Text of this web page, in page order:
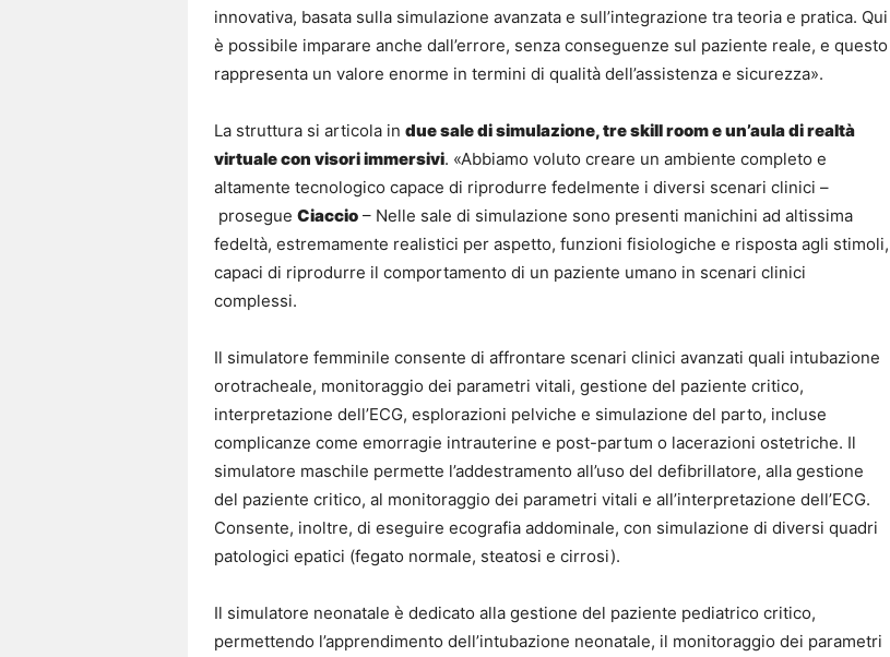
innovativa, basata sulla simulazione avanzata e sull’integrazione tra teoria e pratica. Qui
è possibile imparare anche dall’errore, senza conseguenze sul paziente reale, e questo
rappresenta un valore enorme in termini di qualità dell’assistenza e sicurezza».
La struttura si articola in due sale di simulazione, tre skill room e un’aula di realtà
virtuale con visori immersivi. «Abbiamo voluto creare un ambiente completo e
altamente tecnologico capace di riprodurre fedelmente i diversi scenari clinici –
prosegue Ciaccio – Nelle sale di simulazione sono presenti manichini ad altissima
fedeltà, estremamente realistici per aspetto, funzioni fisiologiche e risposta agli stimoli,
capaci di riprodurre il comportamento di un paziente umano in scenari clinici
complessi.
Il simulatore femminile consente di affrontare scenari clinici avanzati quali intubazione
orotracheale, monitoraggio dei parametri vitali, gestione del paziente critico,
interpretazione dell’ECG, esplorazioni pelviche e simulazione del parto, incluse
complicanze come emorragie intrauterine e post-partum o lacerazioni ostetriche. Il
simulatore maschile permette l’addestramento all’uso del defibrillatore, alla gestione
del paziente critico, al monitoraggio dei parametri vitali e all’interpretazione dell’ECG.
Consente, inoltre, di eseguire ecografia addominale, con simulazione di diversi quadri
patologici epatici (fegato normale, steatosi e cirrosi).
Il simulatore neonatale è dedicato alla gestione del paziente pediatrico critico,
permettendo l’apprendimento dell’intubazione neonatale, il monitoraggio dei parametri